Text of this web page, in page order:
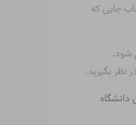
جایی که
شود.
نظر بگیرید.
دانشگاه